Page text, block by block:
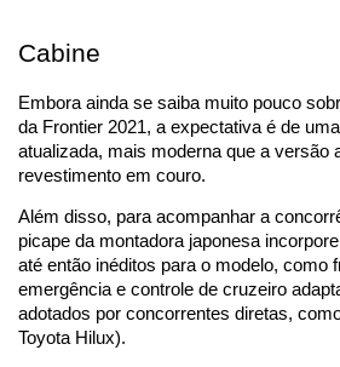
Cabine
Embora ainda se saiba muito pouco
da Frontier 2021, a expectativa é de
atualizada, mais moderna que a versão
revestimento em couro.
Além disso, para acompanhar a
picape da montadora japonesa
até então inéditos para o modelo, como
emergência e controle de cruzeiro
adotados por concorrentes diretas,
Toyota Hilux).